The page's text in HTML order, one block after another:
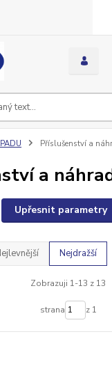
Příslušenství a
a
Upřesnit parametry
Nejdražší
Zobrazuji 1-13 z 13
strana z 1